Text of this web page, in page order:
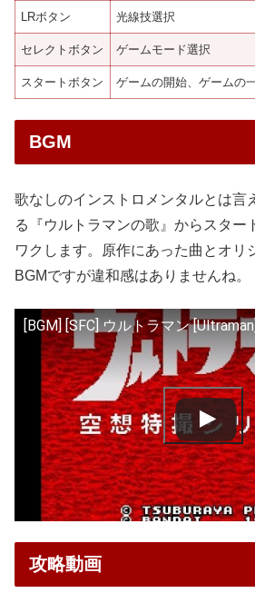
LRボタン 光線技選択
セレクトボタン ゲームモード選択
スタートボタン ゲームの開始、ゲームの
BGM
歌なしのインストロメンタルとは言
る『ウルトラマンの歌』からスター
ワクします。原作にあった曲とオリ
BGMですが違和感はありませんね。
[BGM] [SFC] ウルトラマン [Ultraman]
攻略動画